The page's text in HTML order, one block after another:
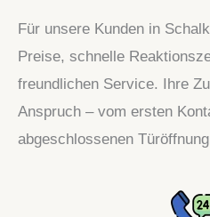
Für unsere Kunden in
Preise, schnelle
freundlichen Service. Ihre
Anspruch – vom ersten
abgeschlossenen